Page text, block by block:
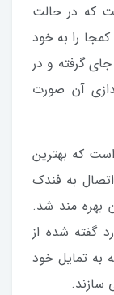
که در حالت
را به خود
گرفته و در
آن صورت
است که بهترین
به فندک
بهره مند شد.
گفته شده از
به تمایل خود
سازند.